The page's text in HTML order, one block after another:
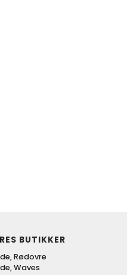
BUTIKKER
Rødovre
Waves